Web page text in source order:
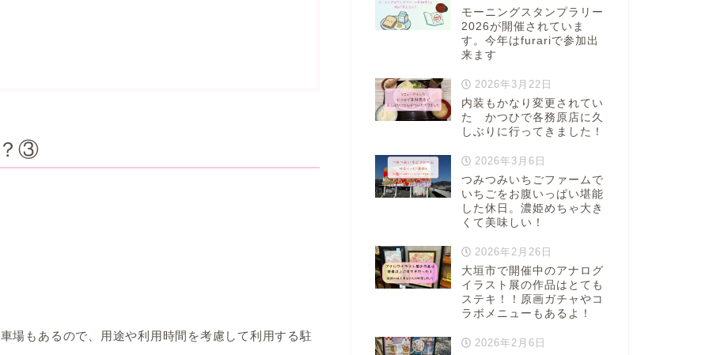
？③
場もあるので、用途や利用時間を考慮して利用する駐
モーニングスタンプラリー
2026が開催されていま
す。今年はfurariで参加出
来ます
2026年3月22日
内装もかなり変更されてい
た かつひで各務原店に久
しぶりに行ってきました！
2026年3月6日
つみつみいちごファームで
いちごをお腹いっぱい堪能
した休日。濃姫めちゃ大き
くて美味しい！
2026年2月26日
大垣市で開催中のアナログ
イラスト展の作品はとても
ステキ！！原画ガチャやコ
ラボメニューもあるよ！
2026年2月6日